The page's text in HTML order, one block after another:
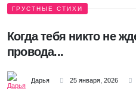
ГРУСТНЫЕ СТИХИ
Когда тебя никто не
провода...
Дарья 25 января, 2026